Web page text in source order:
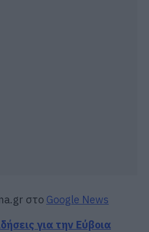
στο Google News
για την Εύβοια